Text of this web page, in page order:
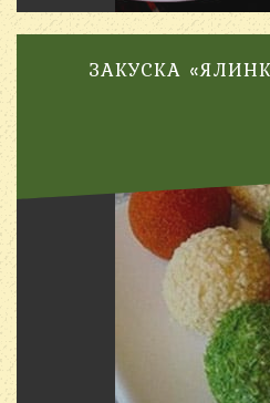
ЗАКУСКА